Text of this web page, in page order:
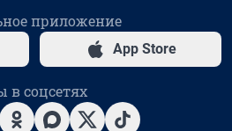
приложение
App Store
в соцсетях